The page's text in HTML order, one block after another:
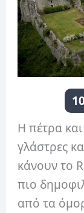
Η πέτρα
γλάστρες
κάνουν το
πιο
από τα